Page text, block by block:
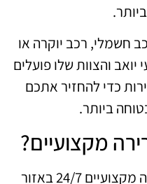
חשמלי, רכב יוקרה או
והצוות שלו פועלים
כדי להחזיר אתכם
ביותר.
מקצועיים?
גרר יואב מספק שירותי גרירה מקצועיים 24/7 באזור